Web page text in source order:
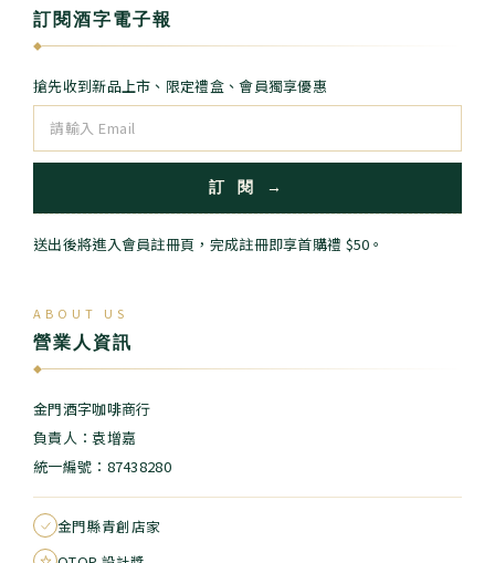
訂閱酒字電子報
◆
搶先收到新品上市、限定禮盒、會員獨享優惠
訂 閱 →
送出後將進入會員註冊頁，完成註冊即享首購禮 $50。
ABOUT US
營業人資訊
◆
金門酒字咖啡商行
負責人：袁增嘉
統一編號：87438280
金門縣青創店家